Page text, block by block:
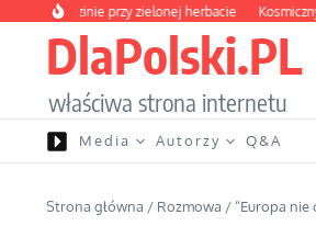
Przejdź do treści
o rodzinie przy zielonej herbacie Kosmiczny
DlaPolski.PL
właściwa strona internetu
Media Autorzy Q&A
Strona główna / Rozmowa / “Europa nie